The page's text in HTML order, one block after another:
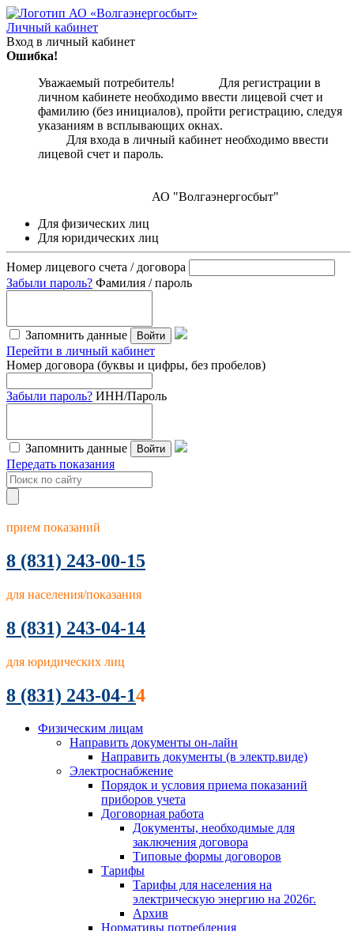
Личный кабинет
Вход в личный кабинет
Ошибка!
Уважаемый потребитель! Для регистрации в
личном кабинете необходимо ввести лицевой счет и
фамилию (без инициалов), пройти регистрацию, следуя
указаниям в всплывающих окнах.
Для входа в личный кабинет необходимо ввести
лицевой счет и пароль.
АО "Волгаэнергосбыт"
Для физических лиц
Для юридических лиц
Номер лицевого счета / договора
Забыли пароль? Фамилия / пароль
Запомнить данные Войти
Перейти в личный кабинет
Номер договора (буквы и цифры, без пробелов)
Забыли пароль? ИНН/Пароль
Запомнить данные Войти
Передать показания
прием показаний
8 (831) 243-00-15
для населения/показания
8 (831) 243-04-14
для юридических лиц
8 (831) 243-04-14
Физическим лицам
Направить документы он-лайн
Направить документы (в электр.виде)
Электроснабжение
Порядок и условия приема показаний
приборов учета
Договорная работа
Документы, необходимые для
заключения договора
Типовые формы договоров
Тарифы
Тарифы для населения на
электрическую энергию на 2026г.
Архив
Нормативы потребления